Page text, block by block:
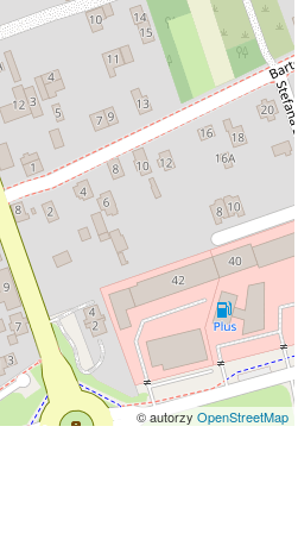
© autorzy OpenStreetMap